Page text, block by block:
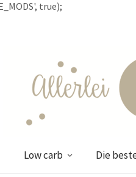
true);
Low carb Die